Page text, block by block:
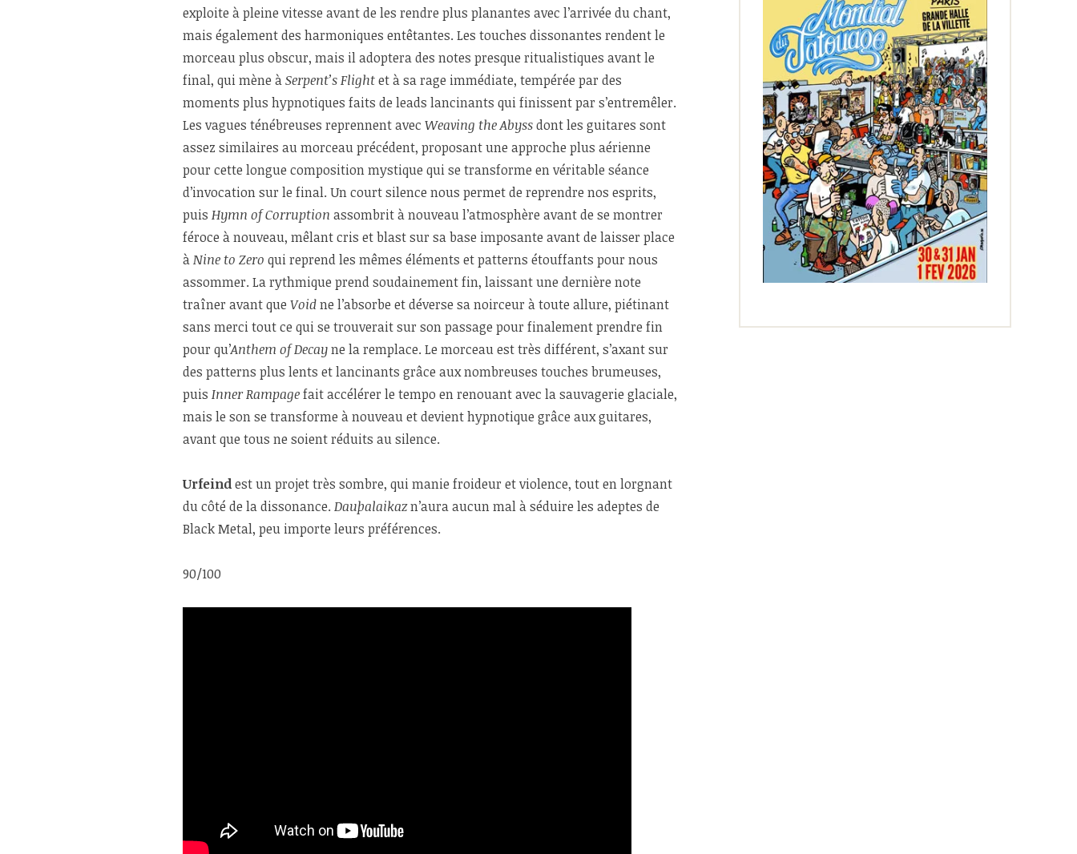
exploite à pleine vitesse avant de les rendre plus planantes avec l’arrivée du chant,
mais également des harmoniques entêtantes. Les touches dissonantes rendent le
morceau plus obscur, mais il adoptera des notes presque ritualistiques avant le
final, qui mène àSerpent’s Flightet à sa rage immédiate, tempérée par des
moments plus hypnotiques faits de leads lancinants qui finissent par s’entremêler.
Les vagues ténébreuses reprennent avec Weaving the Abyssdont les guitares sont
assez similaires au morceau précédent, proposant une approche plus aérienne
pour cette longue composition mystique qui se transforme en véritable séance
d’invocation sur le final. Un court silence nous permet de reprendre nos esprits,
puis Hymn of Corruption assombrit à nouveau l’atmosphère avant de se montrer
féroce à nouveau, mêlant cris et blast sur sa base imposante avant de laisser place
àNine to Zero qui reprend les mêmes éléments et patterns étouffants pour nous
assommer. La rythmique prend soudainement fin, laissant une dernière note
traîner avant que Voidne l’absorbe et déverse sa noirceur à toute allure, piétinant
sans merci tout ce qui se trouverait sur son passage pour finalement prendre fin
pour qu’Anthem of Decayne la remplace. Le morceau est très différent, s’axant sur
des patterns plus lents et lancinants grâce aux nombreuses touches brumeuses,
puis Inner Rampagefait accélérer le tempo en renouant avec la sauvagerie glaciale,
mais le son se transforme à nouveau et devient hypnotique grâce aux guitares,
avant que tous ne soient réduits au silence.
Urfeindest un projet très sombre, qui manie froideur et violence, tout en lorgnant
du côté de la dissonance. Dauþalaikazn’aura aucun mal à séduire les adeptes de
Black Metal, peu importe leurs préférences.
90/100